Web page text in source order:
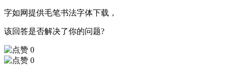
字如网提供毛笔书法字体下载，
该回答是否解决了你的问题?
0
0